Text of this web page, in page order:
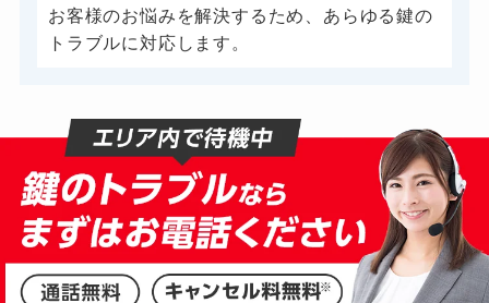
ドアノブカギ交換 別途お見積り
お客様のお悩みを解決するため、あらゆる鍵の
トラブルに対応します。